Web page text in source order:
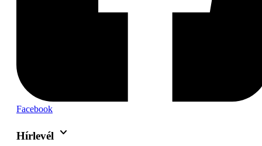
Facebook
Hírlevél keyboard_arrow_down